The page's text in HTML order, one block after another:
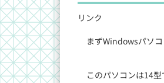
リンク
まずWindowsパソ
このパソコンは14型